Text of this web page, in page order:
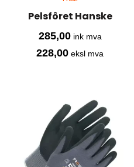
Pelsfôret Hanske
285,00ink mva
228,00 eksl mva